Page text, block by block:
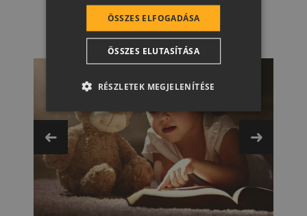
TOVÁBBI HÍREINK
CROATIAN
SR
RO-HU
ITALIAN
ÖSSZES ELFOGADÁSA
ÖSSZES ELUTASÍTÁSA
RÉSZLETEK MEGJELENÍTÉSE